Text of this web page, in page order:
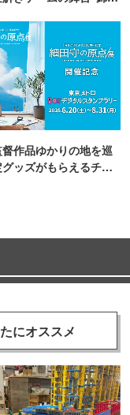
作品ゆかりの地を巡
ッズがもらえるチャ
にオススメ